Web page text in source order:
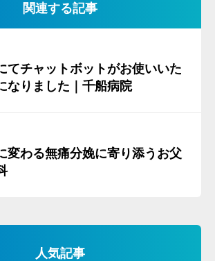
関連する記事
てチャットボットがお使いいた
なりました｜千船病院
変わる無痛分娩に寄り添うお父
人気記事